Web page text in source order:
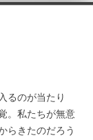
るのが当たり
。私たちが無意
らきたのだろう